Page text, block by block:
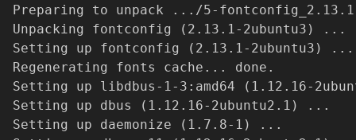
Preparing to unpack
.. ./5-fontconfig_2.13.1-
Unpacking fontconfig
( 2.13.1-2ubuntu3 ) .. .
Setting up fontconfig
( 2.13.1-2ubuntu3 ) .. .
Regenerating fonts cache .. . done.
Setting up libdbus-1-3:amd64
( 1.12.16-
Setting up dbus
( 1.12.16-2ubuntu2.1 ) .. .
Setting up daemonize
( 1.7.8-1 ) .. .